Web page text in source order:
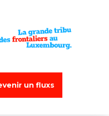
un fluxs